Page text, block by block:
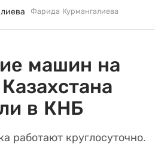
Фарида Курмангалиева
машин на
в КНБ
работают круглосуточно.